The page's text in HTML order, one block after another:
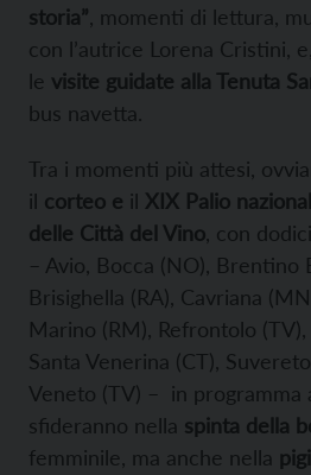
storia” , momenti di lettura,
con l’autrice Lorena Cristini, e,
le visite guidate alla Tenuta
bus navetta.
Tra i momenti più attesi,
il corteo e il XIX Palio
delle Città del Vino , con
– Avio, Bocca (NO), Brentino
Brisighella (RA), Cavriana
Marino (RM), Refrontolo (TV),
Santa Venerina (CT),
Veneto (TV) – in programma
sfideranno nella spinta della
femminile, ma anche nella